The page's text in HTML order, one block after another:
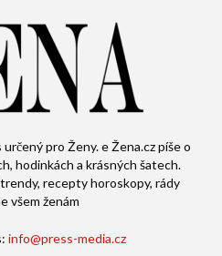
pro Ženy. e Žena.cz píše o
hodinkách a krásných šatech.
recepty horoskopy, rády
všem ženám
info@press-media.cz